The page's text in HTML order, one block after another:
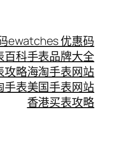
ewatches 优惠码
百科手表品牌大全
攻略海淘手表网站
手表美国手表网站
香港买表攻略